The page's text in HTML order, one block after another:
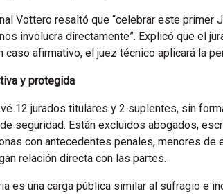
Vottero resaltó que “celebrar este primer
involucra directamente”. Explicó que el
caso afirmativo, el juez técnico aplicará la
y protegida
12 jurados titulares y 2 suplentes, sin
seguridad. Están excluidos abogados,
con antecedentes penales, menores de
relación directa con las partes.
es una carga pública similar al sufragio e